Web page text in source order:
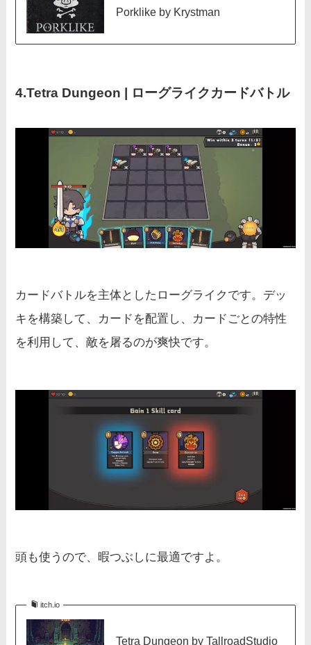
Porklike by Krystman
4.Tetra Dungeon | ローグライクカードバトル
カードバトルを主体としたローグライクです。デッ
キを構築して、カードを配置し、カードごとの特性
を利用して、敵を屠るのが爽快です。
頭も使うので、暇つぶしに最適ですよ。
itch.io
Tetra Dungeon by TallroadStudio